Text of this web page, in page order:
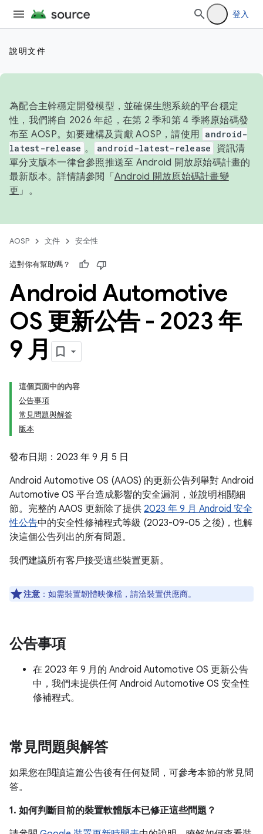
登入
說明文件
為配合主幹穩定開發模型，並確保生態系統的平台穩定
性，我們將自 2026 年起，在第 2 季和第 4 季將原始碼發
布至 AOSP。如要建構及貢獻 AOSP，請使用 android-
latest-release 。 android-latest-release
資訊清
單分支版本一律會參照推送至 Android 開放原始碼計畫的
最新版本。詳情請參閱「 Android 開放原始碼計畫變
更 」。
AOSP 文件 安全性
這對你有幫助嗎？
Android Automotive
OS 更新公告 - 2023 年
9 月
這個頁面中的內容
公告事項
常見問題與解答
版本
發布日期：2023 年 9 月 5 日
Android Automotive OS (AAOS) 的更新公告列舉對 Android
Automotive OS 平台造成影響的安全漏洞，並說明相關細
節。完整的 AAOS 更新除了提供 2023 年 9 月 Android 安全
性公告中的安全性修補程式等級 (2023-09-05 之後)，也解
決這個公告列出的所有問題。
我們建議所有客戶接受這些裝置更新。
注意 ：如需裝置韌體映像檔，請洽裝置供應商。
公告事項
在 2023 年 9 月的 Android Automotive OS 更新公告
中，我們未提供任何 Android Automotive OS 安全性
修補程式。
常見問題與解答
如果您在閱讀這篇公告後有任何疑問，可參考本節的常見問
答。
1. 如何判斷目前的裝置軟體版本已修正這些問題？